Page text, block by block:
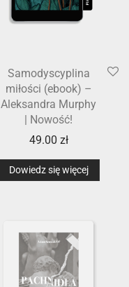
Samodyscyplina
miłości (ebook) –
Aleksandra Murphy
| Nowość!
49.00 zł
Dowiedz się więcej